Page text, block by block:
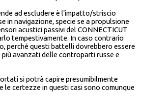
ad escludere è l'impatto/striscio
in navigazione, specie se a propulsione
acustici passivi del CONNECTICUT
tempestivamente. In caso contrario
perché questi battelli dovrebbero essere
avanzati delle controparti russe e
si potrà capire presumibilmente
le certezze in questi casi sono comunque